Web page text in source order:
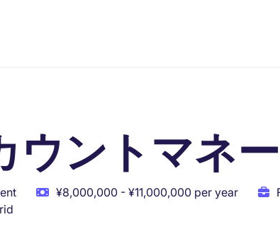
ウントマネ
¥8,000,000 - ¥11,000,000 per year